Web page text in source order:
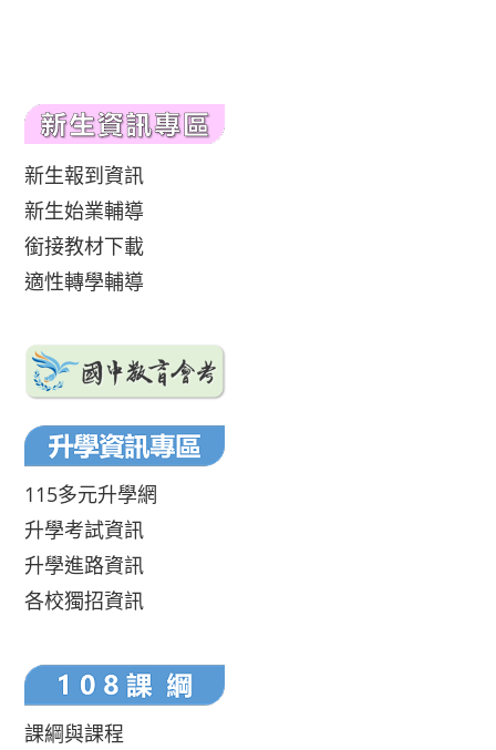
新生報到資訊
新生始業輔導
銜接教材下載
適性轉學輔導
115多元升學網
升學考試資訊
升學進路資訊
各校獨招資訊
課綱與課程